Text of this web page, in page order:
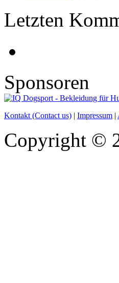
Letzten
Sponsoren
Kontakt (Contact us) | Impressum |
Copyright ©